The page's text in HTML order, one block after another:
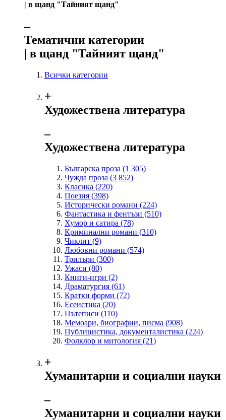
| в щанд "Тайният щанд"
‒
Тематични категории
| в щанд "Тайният щанд"
Всички категории
+
Художествена литература
‒
Художествена литература
Българска проза (1 305)
Чужда проза (3 852)
Класика (220)
Поезия (398)
Исторически романи (224)
Фантастика и фентъзи (510)
Хумор и сатира (78)
Криминални романи (310)
Чиклит (9)
Любовни романи (574)
Трилъри (300)
Ужаси (80)
Книги-игри (2)
Драматургия (61)
Кратки форми (72)
Есеистика (20)
Пътеписи (110)
Мемоари, биографии, писма (908)
Публицистика, документалистика (224)
Фолклор и митология (21)
+
Хуманитарни и социални науки
‒
Хуманитарни и социални науки